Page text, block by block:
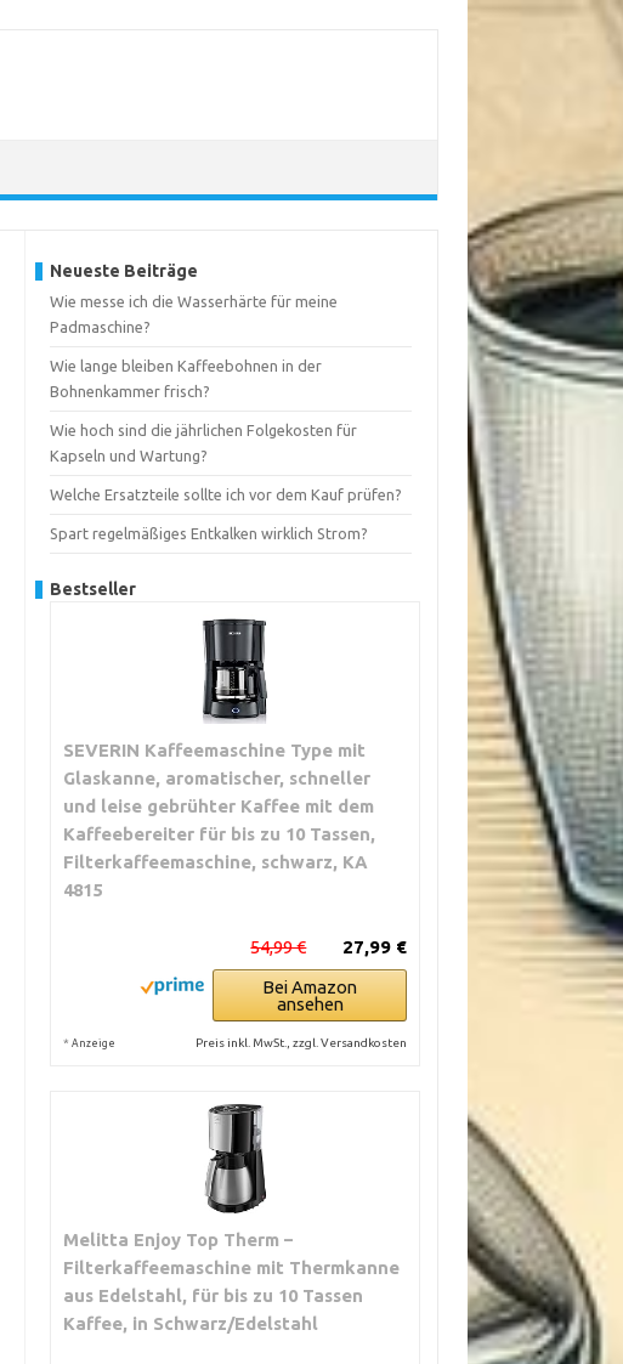
Neueste Beiträge
Wie messe ich die Wasserhärte für meine
Padmaschine?
Wie lange bleiben Kaffeebohnen in der
Bohnenkammer frisch?
Wie hoch sind die jährlichen Folgekosten für
Kapseln und Wartung?
Welche Ersatzteile sollte ich vor dem Kauf prüfen?
Spart regelmäßiges Entkalken wirklich Strom?
Bestseller
SEVERIN Kaffeemaschine Type mit
Glaskanne, aromatischer, schneller
und leise gebrühter Kaffee mit dem
Kaffeebereiter für bis zu 10 Tassen,
Filterkaffeemaschine, schwarz, KA
4815
27,99 €
54,99 €
Bei Amazon
ansehen
* Anzeige Preis inkl. MwSt., zzgl. Versandkosten
Melitta Enjoy Top Therm –
Filterkaffeemaschine mit Thermkanne
aus Edelstahl, für bis zu 10 Tassen
Kaffee, in Schwarz/Edelstahl